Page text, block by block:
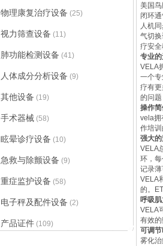
美国
闭环
人机
气切
疗安全
专业
VELA
一个
疗有
的问
操作
vela拥
作培
强大
VELA
环，
记录薄
VELA
的。
呼吸
VELA
有效的
可调
雾化
物理康复治疗设备 (25)
视力筛查设备 (11)
肺功能检测设备 (41)
人体成分分析设备 (9)
其他设备 (19)
手术器械 (58)
眩晕诊疗设备 (10)
急救与除颤设备 (9)
重症监护设备 (58)
电子秤及配件设备 (2)
产品证件 (109)